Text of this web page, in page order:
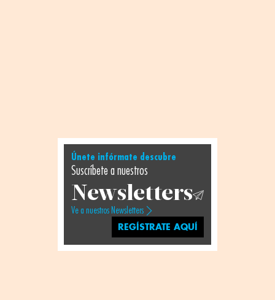
Únete infórmate descubre
Suscríbete a nuestros
Newsletters
Ve a nuestros Newsletters
REGÍSTRATE AQUÍ